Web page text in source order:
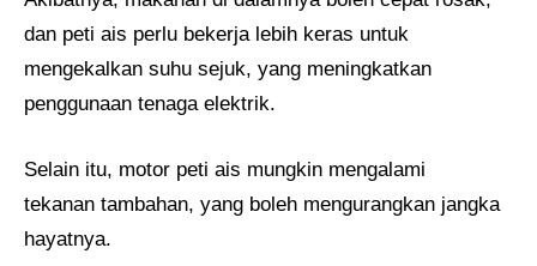
dan peti ais perlu bekerja lebih keras untuk
mengekalkan suhu sejuk, yang meningkatkan
penggunaan tenaga elektrik.
Selain itu, motor peti ais mungkin mengalami
tekanan tambahan, yang boleh mengurangkan jangka
hayatnya.